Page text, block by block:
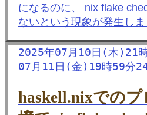
になるのに、 nix flake
ないという現象が発生しま
2025年07月10日(木)21
07月11日(金)19時59分
haskell.nixでの